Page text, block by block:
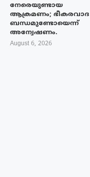
നേരെയുണ്ടായ
ആക്രമണം; ഭീകരവാദ
ബന്ധമുണ്ടോയെന്ന്
അന്വേഷണം.
August 6, 2026